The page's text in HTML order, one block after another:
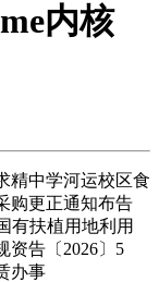
内核
中学河运校区食
购更正通知布告
有扶植用地利用
资告〔2026〕5
办事